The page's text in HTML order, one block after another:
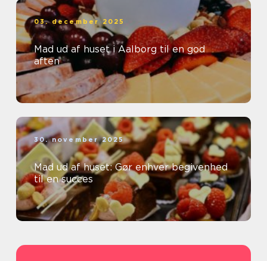
03. december 2025
Mad ud af huset i Aalborg til en god
aften
30. november 2025
Mad ud af huset: Gør enhver begivenhed
til en succes